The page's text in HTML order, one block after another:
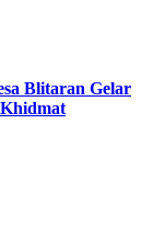
Blitaran Gelar